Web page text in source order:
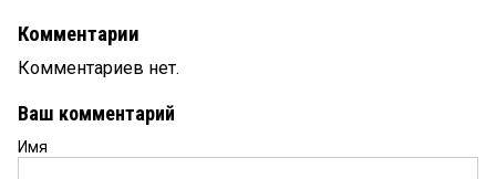
Комментарии
Комментариев нет.
Ваш комментарий
Имя